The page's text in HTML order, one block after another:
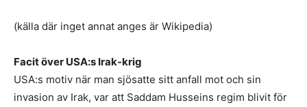
(källa där inget annat anges är Wikipedia)
Facit över USA:s Irak-krig
USA:s motiv när man sjösatte sitt anfall mot och sin
invasion av Irak, var att Saddam Husseins regim blivit för